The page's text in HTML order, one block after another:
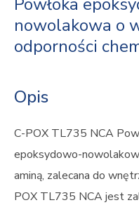
nowolakowa o
odporności
Opis
C-POX TL735 NCA
epoksydowo-
aminą, zalecana do
POX TL735 NCA jest